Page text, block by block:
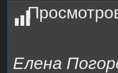
Елена